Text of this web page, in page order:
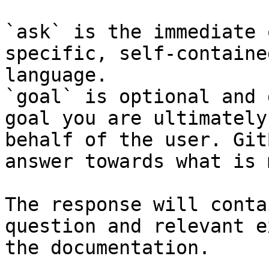
`ask` is the
specific, self-
language.
`goal` is optional and
goal you are
behalf of the user.
answer towards what
The response will
question and relevant
the documentation.